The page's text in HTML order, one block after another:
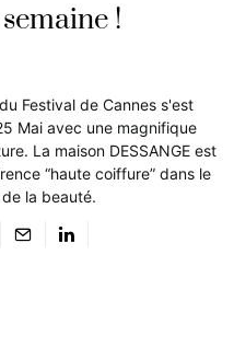
!
Festival de Cannes s'est
Mai avec une magnifique
La maison DESSANGE est
“haute coiffure” dans le
la beauté.